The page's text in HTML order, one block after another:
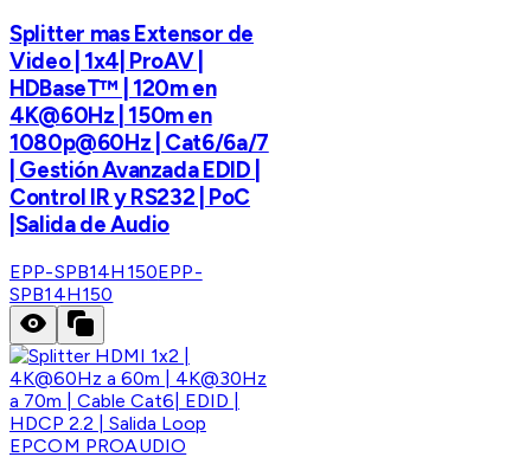
Splitter mas Extensor de
Video | 1x4| ProAV |
HDBaseT™ | 120m en
4K@60Hz | 150m en
1080p@60Hz | Cat6/6a/7
| Gestión Avanzada EDID |
Control IR y RS232 | PoC
|Salida de Audio
EPP-SPB14H150EPP-
SPB14H150
EPCOM PROAUDIO